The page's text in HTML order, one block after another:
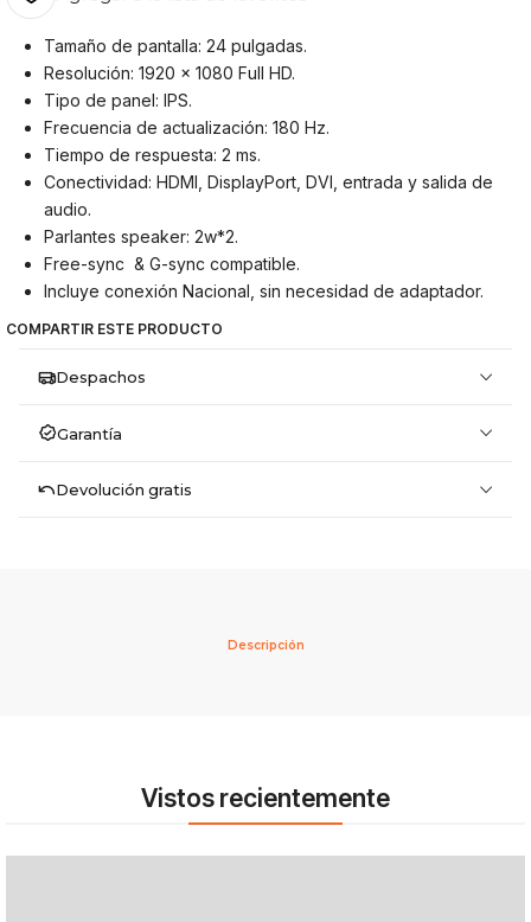
Tamaño de pantalla: 24 pulgadas.
Resolución: 1920 × 1080 Full HD.
Tipo de panel: IPS.
Frecuencia de actualización: 180 Hz.
Tiempo de respuesta: 2 ms.
Conectividad: HDMI, DisplayPort, DVI, entrada y salida de
audio.
Parlantes speaker: 2w*2.
Free-sync & G-sync compatible.
Incluye conexión Nacional, sin necesidad de adaptador.
COMPARTIR ESTE PRODUCTO
Despachos
Garantía
Devolución gratis
Descripción
Vistos recientemente